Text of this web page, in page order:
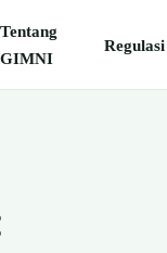
Tentang
GIMNI
Regulasi